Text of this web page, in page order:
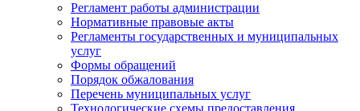
Регламент работы администрации
Нормативные правовые акты
Регламенты государственных и муниципальных
услуг
Формы обращений
Порядок обжалования
Перечень муниципальных услуг